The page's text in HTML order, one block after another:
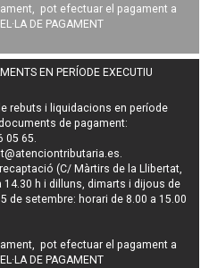
pot efectuar el pagament a
DE PAGAMENT
EN PERÍODE EXECUTIU
rebuts i liquidacions en període
de pagament:
05 65.
.
(C/ Màrtirs de la Llibertat,
14.30 h i dilluns, dimarts i dijous de
de setembre: horari de 8.00 a 15.00
pot efectuar el pagament a
DE PAGAMENT